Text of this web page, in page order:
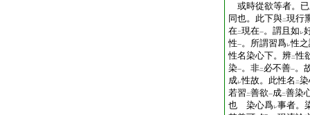
或時從欲等者。
同也。此下與二現行
在二現在一。謂且如 レ
性一。所謂習爲レ性
性名染心下。辨二性
染一。非二 必不善一。
成レ性故。此性名 二
若習 二善欲一成二善染
也 染心爲レ事者。